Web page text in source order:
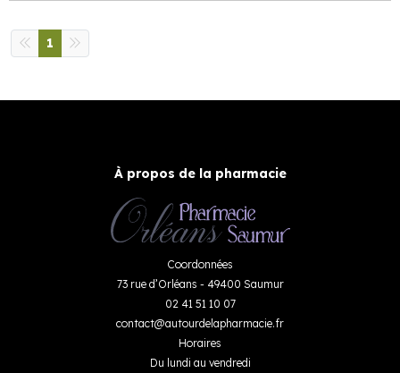
1
À propos de la pharmacie
Coordonnées
73 rue d’Orléans - 49400 Saumur
02 41 51 10 07
contact@autourdelapharmacie.fr
Horaires
Du lundi au vendredi